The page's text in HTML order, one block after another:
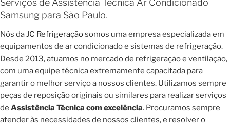
Samsung para São Paulo.
Nós daJC Refrigeraçãosomos uma empresa especializada em
equipamentos de ar condicionado e sistemas de refrigeração.
Desde 2013, atuamos no mercado de refrigeração e ventilação,
com uma equipe técnica extremamente capacitada para
garantir o melhor serviço a nossos clientes. Utilizamos sempre
peças de reposição originais ou similares para realizar serviços
de Assistência Técnica com excelência. Procuramos sempre
atender às necessidades de nossos clientes, e resolver o